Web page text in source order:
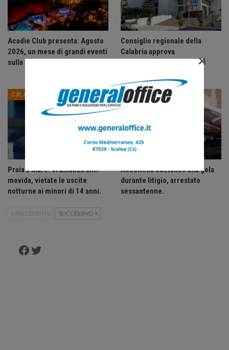
Acadie Club presenta: Agosto
2026, un mese di grandi eventi
sulla Riviera dei Cedri.
Consiglio regionale della
Calabria approva
assestamento e variazioni
CALABRIA
Praia a Mare: ordinanza anti-
movida, vietate le uscite
notturne ai minori di 14 anni.
CALABRIA
Accoltella coetaneo alla gola
durante litigio, arrestato
sessantenne.
PRECEDENTE SUCCESSIVO
Facebook
Twitter
×